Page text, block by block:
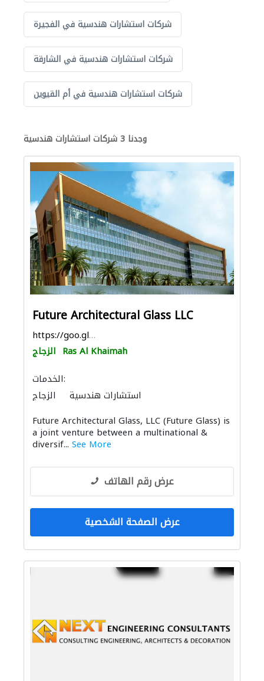
شركات استشارات هندسية في الفجيرة
شركات استشارات هندسية في الشارقة
شركات استشارات هندسية في أم القيوين
وجدنا 3 شركات استشارات هندسية
Future Architectural Glass LLC
https://goo.gl/maps/evCrC8ujJjRDmYMe9
الزجاج Ras Al Khaimah
الخدمات:
الزجاج
استشارات هندسية
الديكور الداخلي
Future Architectural Glass, LLC (Future Glass) is
a joint venture between a multinational &
diversif... See More
عرض رقم الهاتف
عرض الصفحة الشخصية